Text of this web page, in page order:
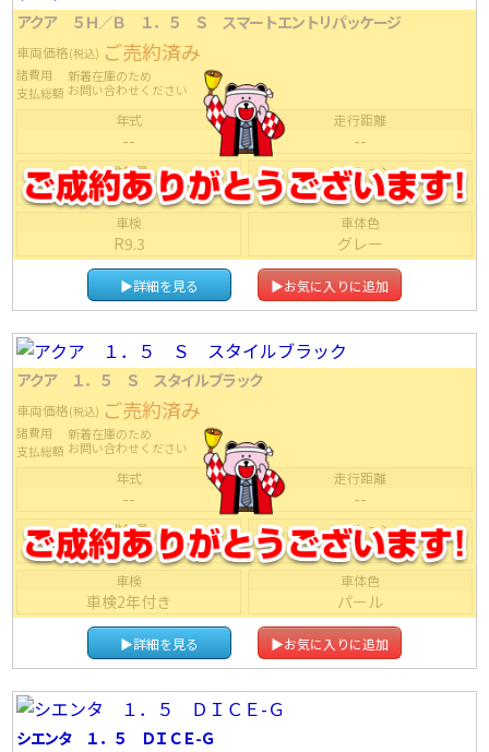
アクア ５Ｈ／Ｂ １．５ Ｓ スマートエントリパッケージ
車両価格(税込) ご売約済み
諸費用
支払総額
新着在庫のため
お問い合わせください
年式
--
走行距離
--
排気量
--
ミッション
ＦＡＴ
車検
R9.3
車体色
グレー
▶詳細を見る ▶お気に入りに追加
アクア １．５ Ｓ スタイルブラック
車両価格(税込) ご売約済み
諸費用
支払総額
新着在庫のため
お問い合わせください
年式
--
走行距離
--
排気量
--
ミッション
ＦＡＴ
車検
車検2年付き
車体色
パール
▶詳細を見る ▶お気に入りに追加
シエンタ １．５ ＤＩＣＥ-Ｇ